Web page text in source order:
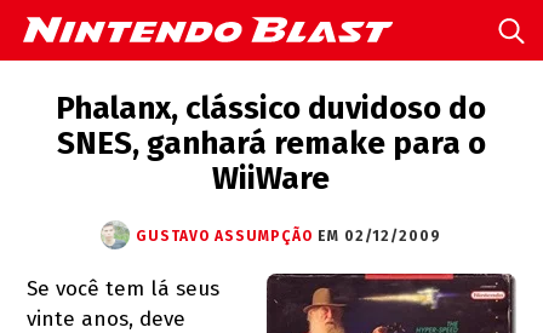
Phalanx, clássico duvidoso do
SNES, ganhará remake para o
WiiWare
GUSTAVO ASSUMPÇÃO EM 02/12/2009
Se você tem lá seus
vinte anos, deve